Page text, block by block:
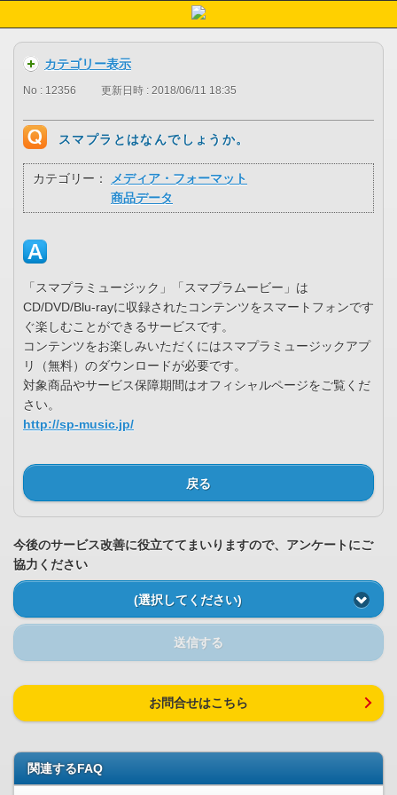
カテゴリー表示
No : 12356 更新日時 : 2018/06/11 18:35
スマプラとはなんでしょうか。
カテゴリー：
メディア・フォーマット
商品データ
「スマプラミュージック」「スマプラムービー」は
CD/DVD/Blu-rayに収録されたコンテンツをスマートフォンです
ぐ楽しむことができるサービスです。
コンテンツをお楽しみいただくにはスマプラミュージックアプ
リ（無料）のダウンロードが必要です。
対象商品やサービス保障期間はオフィシャルページをご覧くだ
さい。
http://sp-music.jp/
戻る
今後のサービス改善に役立ててまいりますので、アンケートにご
協力ください
(選択してください)
送信する
お問合せはこちら
関連するFAQ